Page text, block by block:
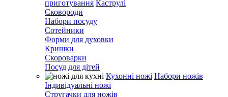
приготування Каструлі
Сковороди
Набори посуду
Сотейники
Форми для духовки
Кришки
Скороварки
Посуд для дітей
Кухонні ножі Набори ножів
Індивідуальні ножі
Стругачки для ножів